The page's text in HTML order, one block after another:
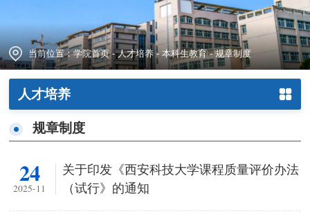
当前位置：学院首页-人才培养-本科生教育-规章制度
人才培养
规章制度
24
2025-11
关于印发《西安科技大学课程质量评价办法
（试行》的通知